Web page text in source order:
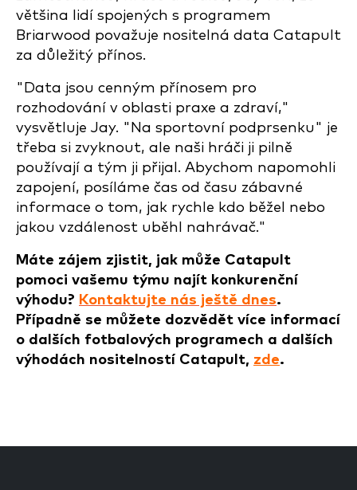
většina lidí spojených s programem
Briarwood považuje nositelná data Catapult
za důležitý přínos.
"Data jsou cenným přínosem pro
rozhodování v oblasti praxe a zdraví,"
vysvětluje Jay. "Na sportovní podprsenku" je
třeba si zvyknout, ale naši hráči ji pilně
používají a tým ji přijal. Abychom napomohli
zapojení, posíláme čas od času zábavné
informace o tom, jak rychle kdo běžel nebo
jakou vzdálenost uběhl nahrávač."
Máte zájem zjistit, jak může Catapult
pomoci vašemu týmu najít konkurenční
výhodu? Kontaktujte nás ještě dnes.
Případně se můžete dozvědět více informací
o dalších fotbalových programech a dalších
výhodách nositelností Catapult, zde.